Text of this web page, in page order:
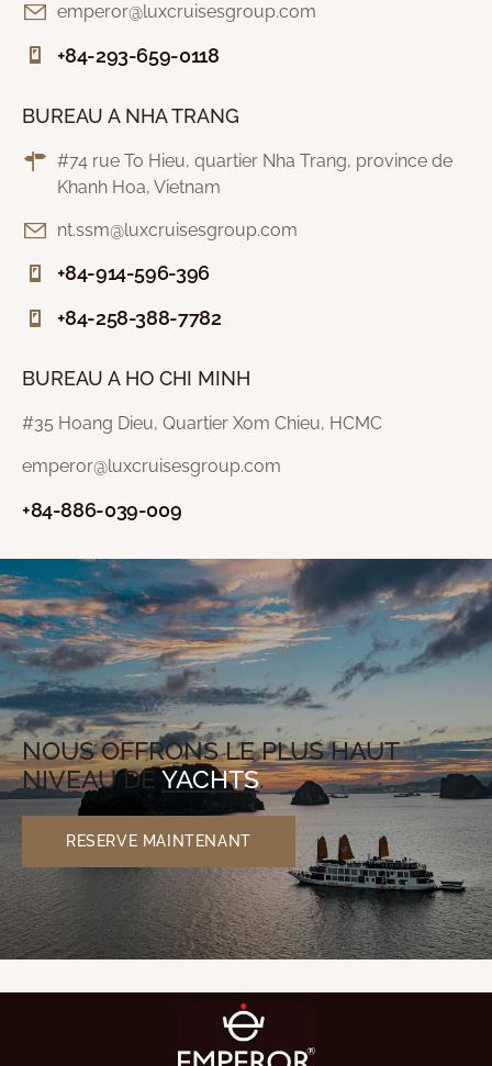
emperor@luxcruisesgroup.com
+84-293-659-0118
BUREAU A NHA TRANG
#74 rue To Hieu, quartier Nha Trang, province de
Khanh Hoa, Vietnam
nt.ssm@luxcruisesgroup.com
+84-914-596-396
+84-258-388-7782
BUREAU A HO CHI MINH
#35 Hoang Dieu, Quartier Xom Chieu, HCMC
emperor@luxcruisesgroup.com
+84-886-039-009
NOUS OFFRONS LE PLUS HAUT
NIVEAU DE YACHTS.
RESERVE MAINTENANT